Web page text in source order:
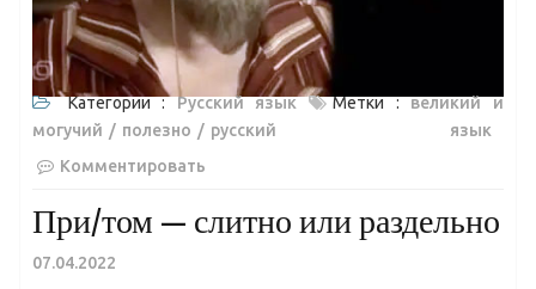
Категории :Русский язык Метки :великий и
могучий
полезно
русский язык
Комментировать
При/том — слитно или раздельно
07.04.2022